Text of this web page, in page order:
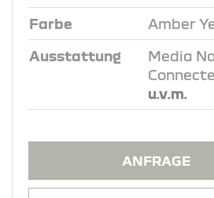
Farbe Amber
Ausstattung
Media
u.v.m.
ANFRAGE